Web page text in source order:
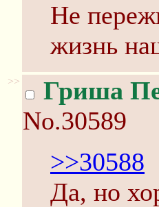
Не
жизнь
>> Гриша
No.30589
>>30588
Да, но